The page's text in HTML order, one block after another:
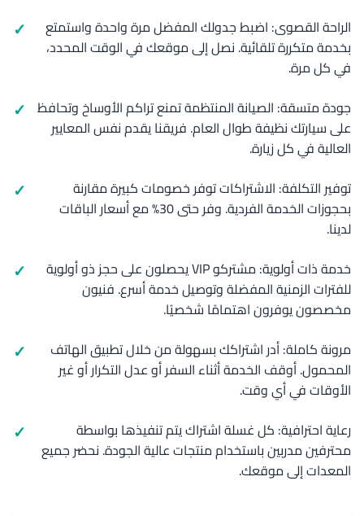
الراحة القصوى: اضبط جدولك المفضل مرة واحدة واستمتع
بخدمة متكررة تلقائية. نصل إلى موقعك في الوقت المحدد،
في كل مرة.
جودة متسقة: الصيانة المنتظمة تمنع تراكم الأوساخ وتحافظ
على سيارتك نظيفة طوال العام. فريقنا يقدم نفس المعايير
العالية في كل زيارة.
توفير التكلفة: الاشتراكات توفر خصومات كبيرة مقارنة
بحجوزات الخدمة الفردية. وفر حتى 30% مع أسعار الباقات
لدينا.
خدمة ذات أولوية: مشتركو VIP يحصلون على حجز ذو أولوية
للفترات الزمنية المفضلة وتوصيل خدمة أسرع. فنيون
مخصصون يوفرون اهتمامًا شخصيًا.
مرونة كاملة: أدر اشتراكك بسهولة من خلال تطبيق الهاتف
المحمول. أوقف الخدمة أثناء السفر أو عدل التكرار أو غير
الأوقات في أي وقت.
رعاية احترافية: كل غسلة اشتراك يتم تنفيذها بواسطة
محترفين مدربين باستخدام منتجات عالية الجودة. نحضر جميع
المعدات إلى موقعك.